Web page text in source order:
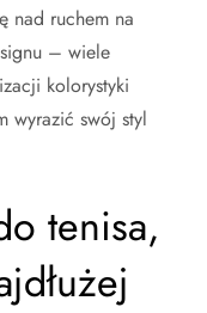
nad ruchem na
– wiele
kolorystyki
wyrazić swój styl
tenisa,